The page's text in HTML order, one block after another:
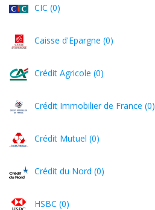
CIC (0)
Caisse d'Epargne (0)
Crédit Agricole (0)
Crédit Immobilier de France (0)
Crédit Mutuel (0)
Crédit du Nord (0)
HSBC (0)